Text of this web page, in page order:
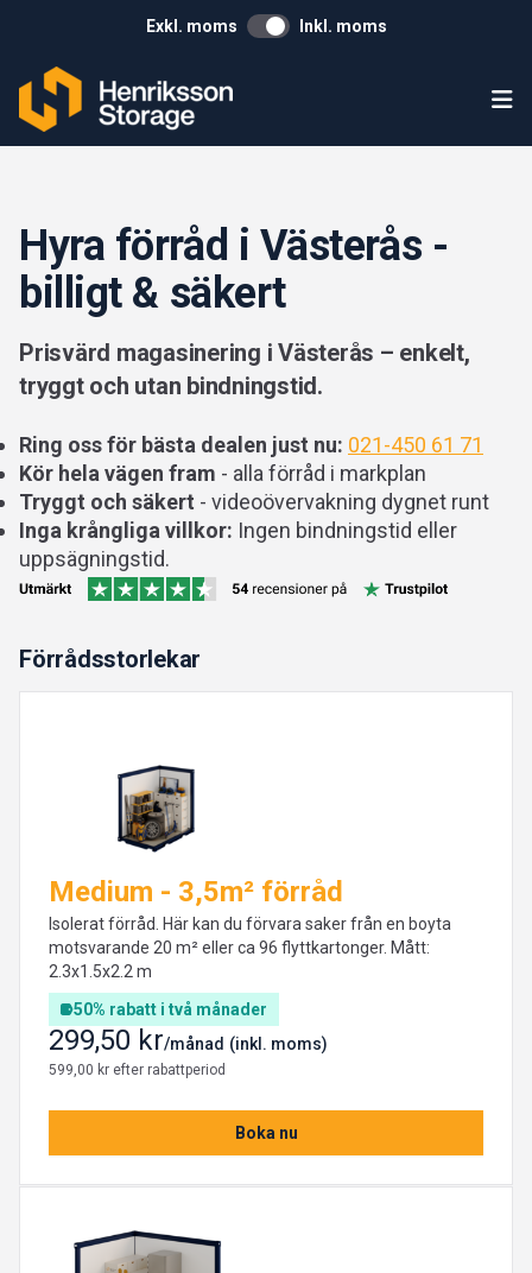
Exkl. moms Inkl. moms
Hyra förråd i Västerås -
billigt & säkert
Prisvärd magasinering i Västerås – enkelt,
tryggt och utan bindningstid.
Ring oss för bästa dealen just nu: 021-450 61 71
Kör hela vägen fram - alla förråd i markplan
Tryggt och säkert - videoövervakning dygnet runt
Inga krångliga villkor: Ingen bindningstid eller
uppsägningstid.
Förrådsstorlekar
Medium - 3,5m² förråd
Isolerat förråd. Här kan du förvara saker från en boyta
motsvarande 20 m² eller ca 96 flyttkartonger. Mått:
2.3x1.5x2.2 m
50% rabatt i två månader
Boka nu
299,50 kr/månad (inkl. moms)
599,00 kr efter rabattperiod